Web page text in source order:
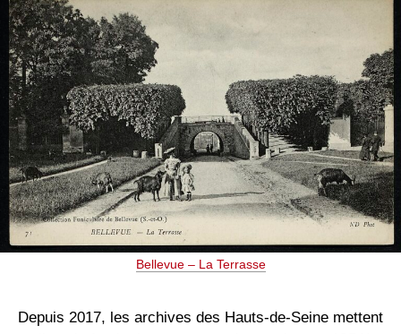
Bellevue – La Terrasse
Depuis 2017, les archives des Hauts-de-Seine mettent